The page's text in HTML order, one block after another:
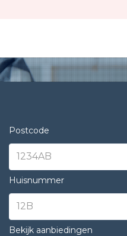
Postcode
Huisnummer
Bekijk aanbiedingen